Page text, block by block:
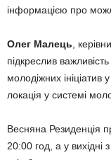
інформацією про
Олег Малець ,
підкреслив
молодіжних ініціатив
локація у системі
Весняна Резиденція
20:00 год, а у вихідні